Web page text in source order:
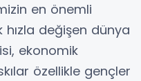
en önemli
değişen dünya
ekonomik
özellikle gençler